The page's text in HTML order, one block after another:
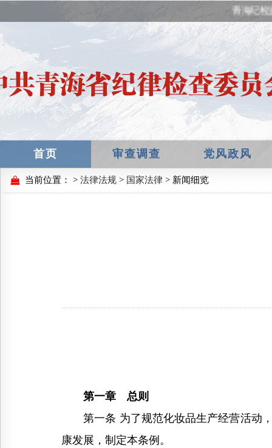
青海纪检
首页 审查调查 党风政风
当前位置： > 法律法规 > 国家法律 > 新闻细览
第一章 总则
第一条 为了规范化妆品生产经营活动，
康发展，制定本条例。